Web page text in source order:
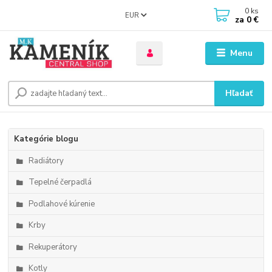
Menu
EUR
Hľadať
0 ks
za 0 €
Kategórie blogu
Radiátory
Tepelné čerpadlá
Podlahové kúrenie
Krby
Rekuperátory
Kotly